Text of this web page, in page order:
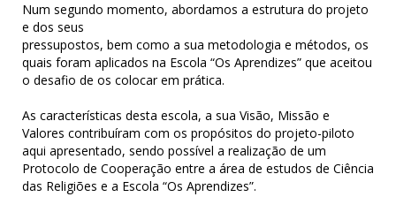
Num segundo momento, abordamos a estrutura do projeto
e dos seus
pressupostos, bem como a sua metodologia e métodos, os
quais foram aplicados na Escola “Os Aprendizes” que aceitou
o desafio de os colocar em prática.
As características desta escola, a sua Visão, Missão e
Valores contribuíram com os propósitos do projeto-piloto
aqui apresentado, sendo possível a realização de um
Protocolo de Cooperação entre a área de estudos de Ciência
das Religiões e a Escola “Os Aprendizes”.